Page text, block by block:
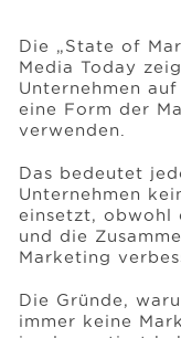
Die „State of
Media Today
Unternehmen
eine Form der
verwenden.
Das bedeutet
Unternehmen
einsetzt, obwohl
und die
Marketing
Die Gründe,
immer keine